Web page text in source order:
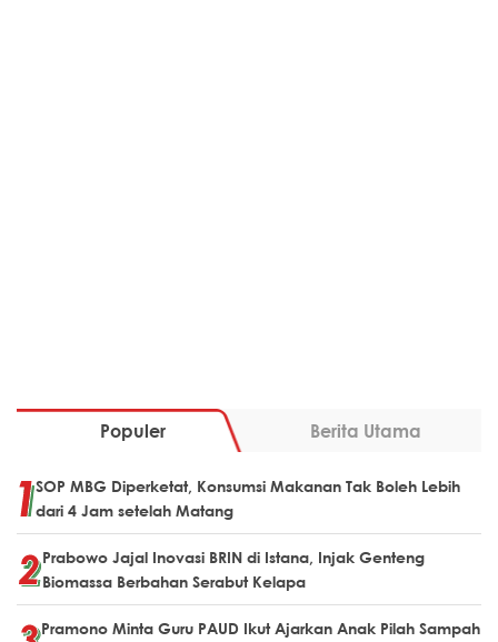
Populer Berita Utama
SOP MBG Diperketat, Konsumsi Makanan Tak Boleh Lebih
dari 4 Jam setelah Matang
Prabowo Jajal Inovasi BRIN di Istana, Injak Genteng
Biomassa Berbahan Serabut Kelapa
Pramono Minta Guru PAUD Ikut Ajarkan Anak Pilah Sampah